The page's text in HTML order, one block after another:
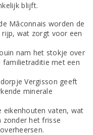
blijft.
Mâconnais worden de
wat zorgt voor een
nam het stokje over
familietraditie met een
Vergisson geeft
minerale
eikenhouten vaten, wat
het frisse